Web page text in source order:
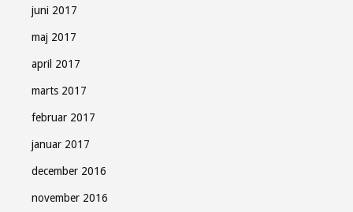
juni 2017
maj 2017
april 2017
marts 2017
februar 2017
januar 2017
december 2016
november 2016